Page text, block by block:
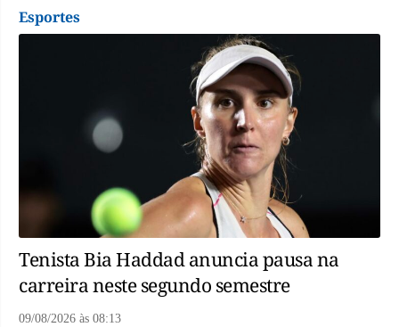
Esportes
Tenista Bia Haddad anuncia pausa na
carreira neste segundo semestre
09/08/2026 às 08:13